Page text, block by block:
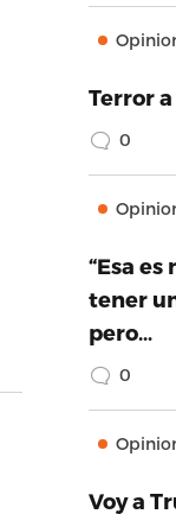
Terror a
0
“Esa
tener
pero…
0
Voy a